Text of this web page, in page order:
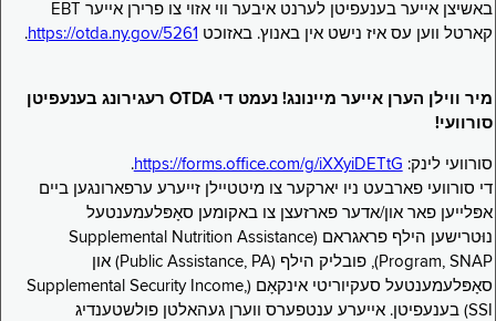
באשיצן אייער בענעפיטן לערנט איבער ווי אזוי צו פרירן אייער EBT
קארטל ווען עס איז נישט אין באנוץ. באזוכט https://otda.ny.gov/5261
.
מיר ווילן הערן אייער מיינונג! נעמט די OTDA רעגירונג בענעפיטן
סורוועי!
סורוועי לינק: https://forms.office.com/g/iXXyiDETtG
.
די סורוועי פארבעט ניו יארקער צו מיטטיילן זייערע ערפארונגען ביים
אפּלייען פאר און/אדער פארזעצן צו באקומען סאָפּלעמענטעל
נוּטרישען הילף פראגראם (Supplemental Nutrition Assistance
Program, SNAP), פובליק הילף (Public Assistance, PA) און
סאָפּלעמענטעל סעקיוריטי אינקאָם (Supplemental Security Income,
SSI) בענעפיטן. אייערע ענטפערס ווערן געהאלטן פולשטענדיג